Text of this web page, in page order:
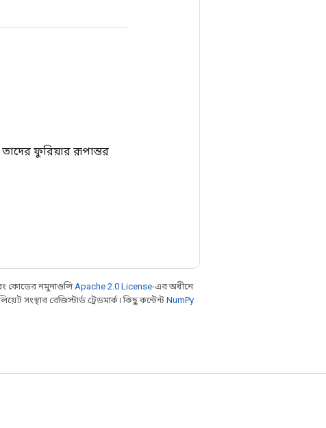
ফুরিয়ার রূপান্তর
কোডের নমুনাগুলি Apache 2.0 License-এর অধীনে
সংস্থার রেজিস্টার্ড ট্রেডমার্ক। কিছু কন্টেন্টNumPy